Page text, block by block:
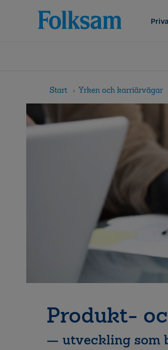
navigation
Start Yrken och karriärvägar
Produkt-
— utveckling som